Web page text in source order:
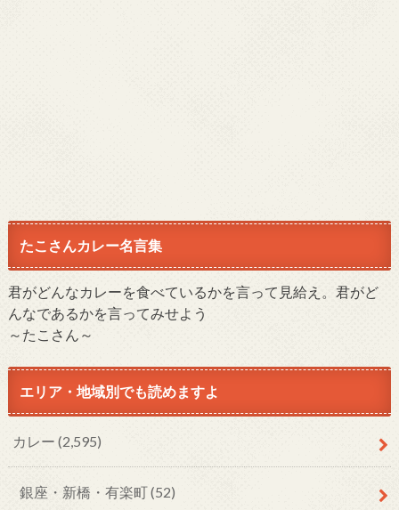
たこさんカレー名言集
君がどんなカレーを食べているかを言って見給え。君がど
んなであるかを言ってみせよう
～たこさん～
エリア・地域別でも読めますよ
カレー (2,595)
銀座・新橋・有楽町(52)